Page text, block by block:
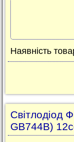
Наявність
Світлодіод
GB744B)